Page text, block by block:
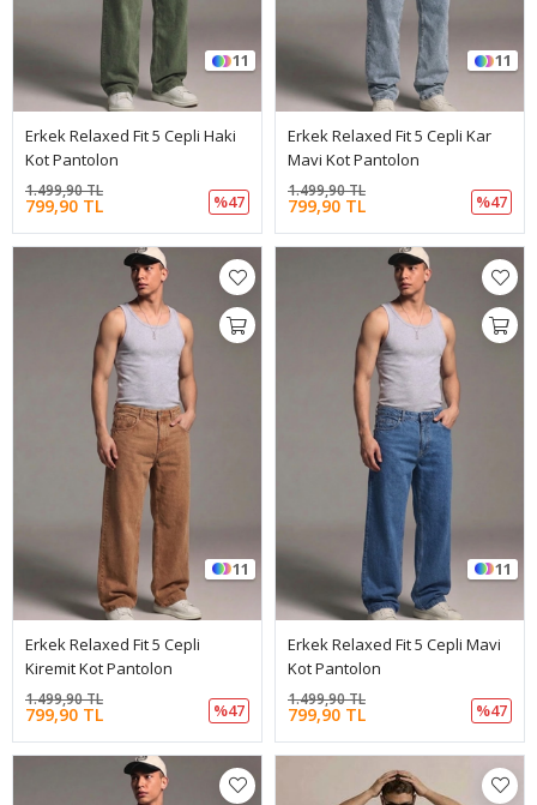
11
Erkek Relaxed Fit 5 Cepli Haki
Kot Pantolon
799,90 TL
1.499,90 TL
%47
11
Erkek Relaxed Fit 5 Cepli Kar
Mavi Kot Pantolon
799,90 TL
1.499,90 TL
%47
11
Erkek Relaxed Fit 5 Cepli
Kiremit Kot Pantolon
799,90 TL
1.499,90 TL
%47
11
Erkek Relaxed Fit 5 Cepli Mavi
Kot Pantolon
799,90 TL
1.499,90 TL
%47